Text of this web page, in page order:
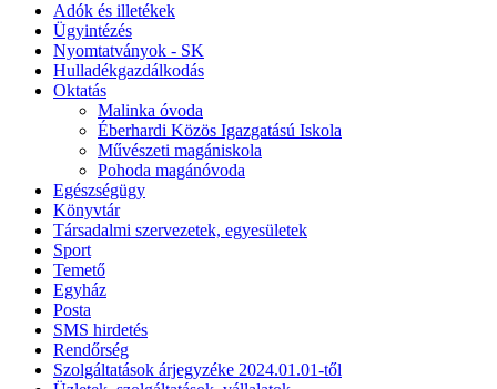
Adók és illetékek
Ügyintézés
Nyomtatványok - SK
Hulladékgazdálkodás
Oktatás
Malinka óvoda
Éberhardi Közös Igazgatású Iskola
Művészeti magániskola
Pohoda magánóvoda
Egészségügy
Könyvtár
Társadalmi szervezetek, egyesületek
Sport
Temető
Egyház
Posta
SMS hirdetés
Rendőrség
Szolgáltatások árjegyzéke 2024.01.01-től